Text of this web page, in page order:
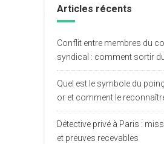
Articles récents
Conflit entre membres du
syndical : comment sortir
Quel est le symbole du
or et comment le
Détective privé à Paris :
et preuves recevables